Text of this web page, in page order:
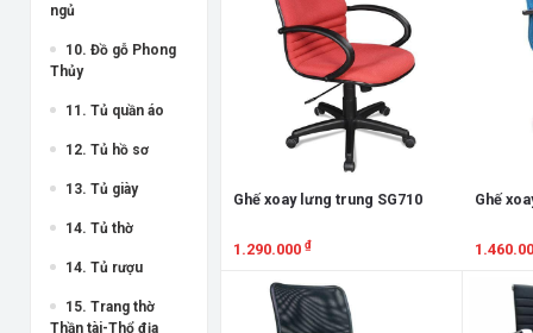
ngủ
10. Đồ gỗ Phong
Thủy
11. Tủ quần áo
12. Tủ hồ sơ
13. Tủ giày
14. Tủ thờ
14. Tủ rượu
15. Trang thờ
Thần tài-Thổ địa
Ghế xoay lưng trung SG710
1.290.000 ₫
Xem chi tiết
Ghế
Xem